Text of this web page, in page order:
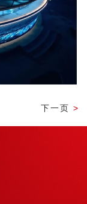
下一页 >